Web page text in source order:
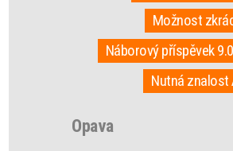
Možnost
Náborový příspěvek
Nutná znalost
Opava